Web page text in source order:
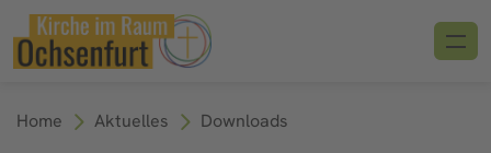
Home Aktuelles Downloads